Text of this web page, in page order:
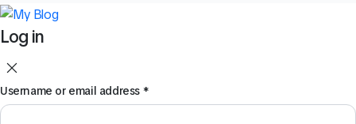
Log in
Username or email address *